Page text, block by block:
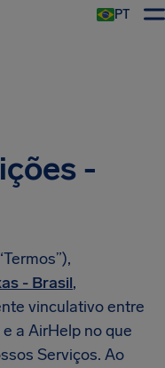
PT
-
- Brasil,
vinculativo entre
e a AirHelp no que
Serviços. Ao